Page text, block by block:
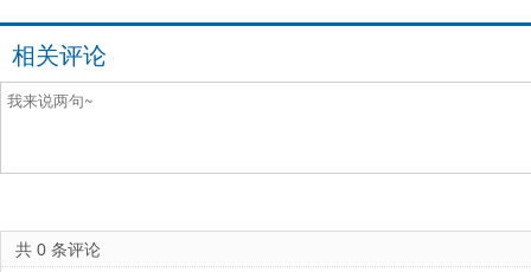
相关评论
共 0 条评论